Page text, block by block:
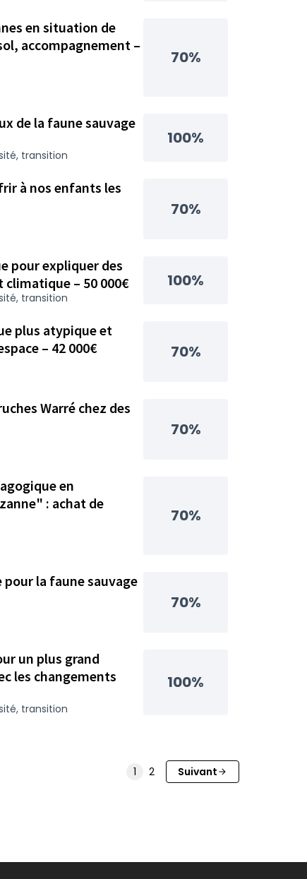
en situation de
accompagnement –
70%
de la faune sauvage
transition
100%
à nos enfants les
70%
pour expliquer des
climatique – 50 000€
transition
100%
plus atypique et
– 42 000€
70%
Warré chez des
70%
en
: achat de
70%
pour la faune sauvage
70%
un plus grand
les changements
transition
100%
1 2 Suivant